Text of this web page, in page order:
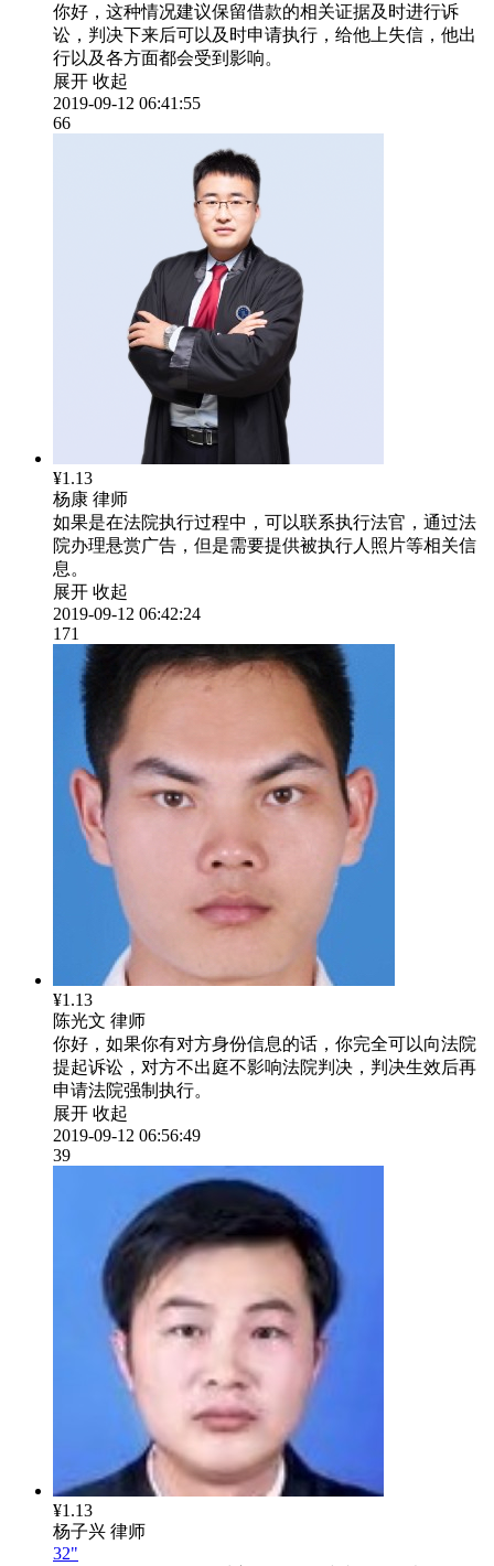
你好，这种情况建议保留借款的相关证据及时进行诉
讼，判决下来后可以及时申请执行，给他上失信，他出
行以及各方面都会受到影响。
展开 收起
2019-09-12 06:41:55
66
¥1.13
杨康 律师
如果是在法院执行过程中，可以联系执行法官，通过法
院办理悬赏广告，但是需要提供被执行人照片等相关信
息。
展开 收起
2019-09-12 06:42:24
171
¥1.13
陈光文 律师
你好，如果你有对方身份信息的话，你完全可以向法院
提起诉讼，对方不出庭不影响法院判决，判决生效后再
申请法院强制执行。
展开 收起
2019-09-12 06:56:49
39
¥1.13
杨子兴 律师
32"